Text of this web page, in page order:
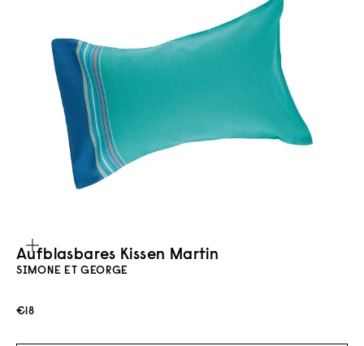
Aufblasbares Kissen Martin
SIMONE ET GEORGE
Angebot
€18